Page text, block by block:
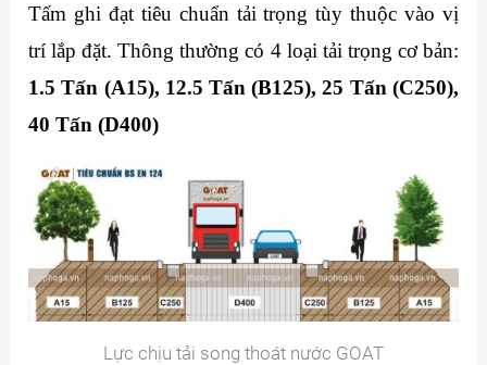
Tấm ghi đạt tiêu chuẩn tải trọng tùy thuộc vào vị
trí lắp đặt. Thông thường có 4 loại tải trọng cơ bản:
1.5 Tấn (A15), 12.5 Tấn (B125), 25 Tấn (C250),
40 Tấn (D400)
Lực chịu tải song thoát nước GOAT